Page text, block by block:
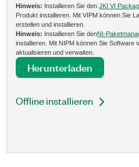
Hinweis: Installieren Sie denJKI VI
Produkt installieren. Mit VIPM können Sie
erstellen und installieren.
Hinweis: Installieren Sie denNI-
installieren. Mit NIPM können Sie Software
aktualisieren und verwalten.
Herunterladen
Offline installieren